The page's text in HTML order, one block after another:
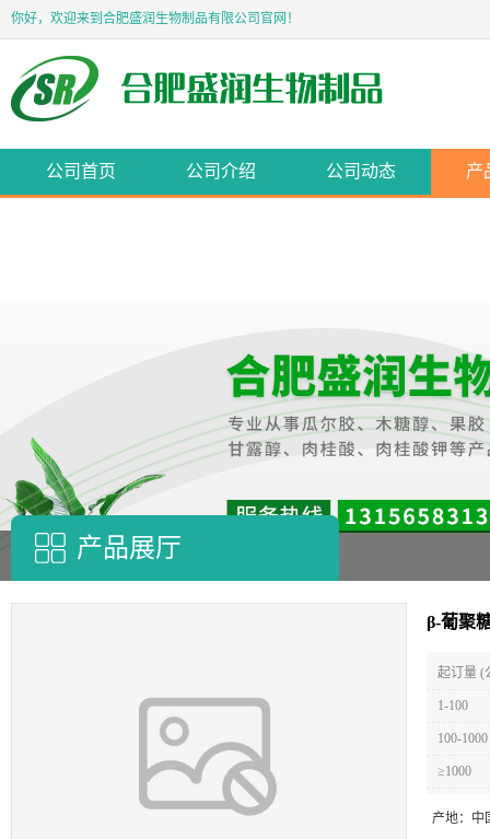
你好，欢迎来到合肥盛润生物制品有限公司官网！
公司首页 公司介绍 公司动态 产
产品展厅
β-葡聚
起订量 (
1-100
100-1000
≥1000
产地： 中